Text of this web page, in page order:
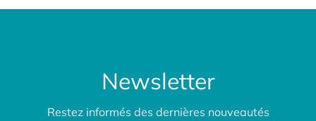
Newsletter
Restez informés des dernières nouveautés